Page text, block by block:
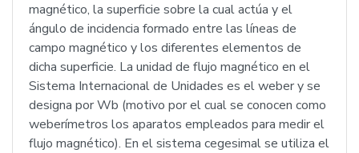
magnético, la superficie sobre la cual actúa y el
ángulo de incidencia formado entre las líneas de
campo magnético y los diferentes elementos de
dicha superficie. La unidad de flujo magnético en el
Sistema Internacional de Unidades es el weber y se
designa por Wb (motivo por el cual se conocen como
weberímetros los aparatos empleados para medir el
flujo magnético). En el sistema cegesimal se utiliza el